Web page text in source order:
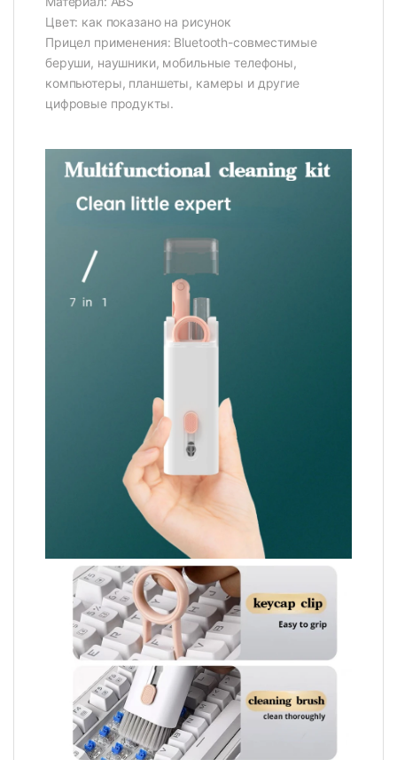
Цвет: как показано на рисунок
Прицел применения: Bluetooth-совместимые
беруши, наушники, мобильные телефоны,
компьютеры, планшеты, камеры и другие
цифровые продукты.